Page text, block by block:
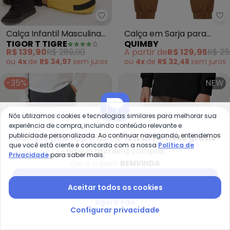
Tigor T Tigre - Calça Infantil
Calça Infantil Masculina
(Amarelo)
TIGOR T TIGRE
R$ 139,90R$ 289,00
ou 4x de R$ 34,97 sem juros
Calça em Sarja para
Menino (Marrom)
QUIMBY
A partir deR$ 129,95R$
ou 4x de R$ 32,48 sem juros
-35% NEW
Compre pelo app e ganhe12% OFF + frete grátis
na sua primeira compra
Nós utilizamos cookies e tecnologias similares para melhorar sua
experiência de compra, incluindo conteúdo relevante e
publicidade personalizada. Ao continuar navegando, entendemos
que você está ciente e concorda com a nossa Política de
Privacidadepara saber mais.
Aceitar todos os cookies
Configurar privacidade